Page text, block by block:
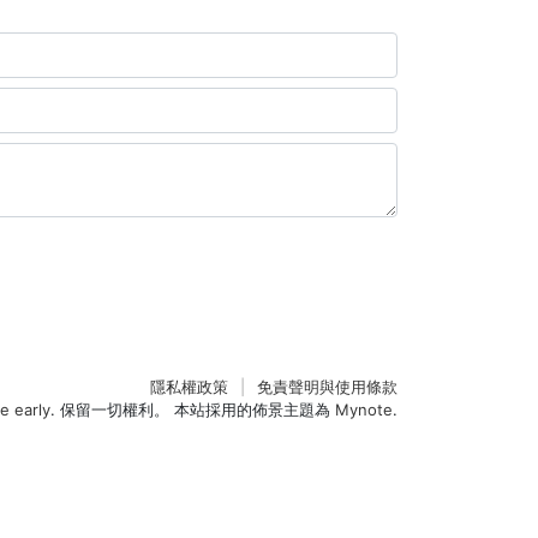
early. 保留一切權利。 本站採用的佈景主題為 Mynote.
隱私權政策 免責聲明與使用條款